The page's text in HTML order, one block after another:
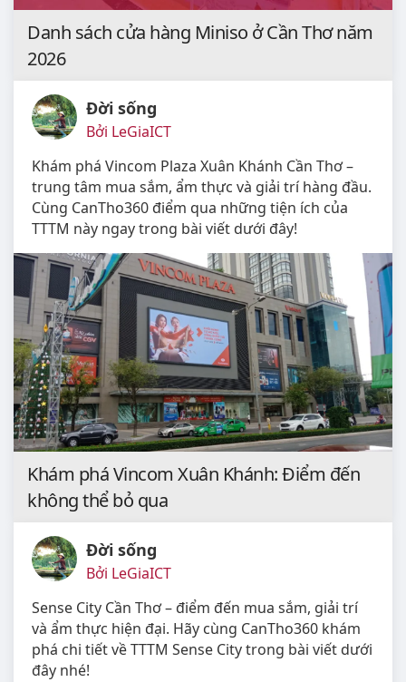
Danh sách cửa hàng Miniso ở Cần Thơ năm
2026
Đời sống
Bởi LeGiaICT
Khám phá Vincom Plaza Xuân Khánh Cần Thơ –
trung tâm mua sắm, ẩm thực và giải trí hàng đầu.
Cùng CanTho360 điểm qua những tiện ích của
TTTM này ngay trong bài viết dưới đây!
Khám phá Vincom Xuân Khánh: Điểm đến
không thể bỏ qua
Đời sống
Bởi LeGiaICT
Sense City Cần Thơ – điểm đến mua sắm, giải trí
và ẩm thực hiện đại. Hãy cùng CanTho360 khám
phá chi tiết về TTTM Sense City trong bài viết dưới
đây nhé!